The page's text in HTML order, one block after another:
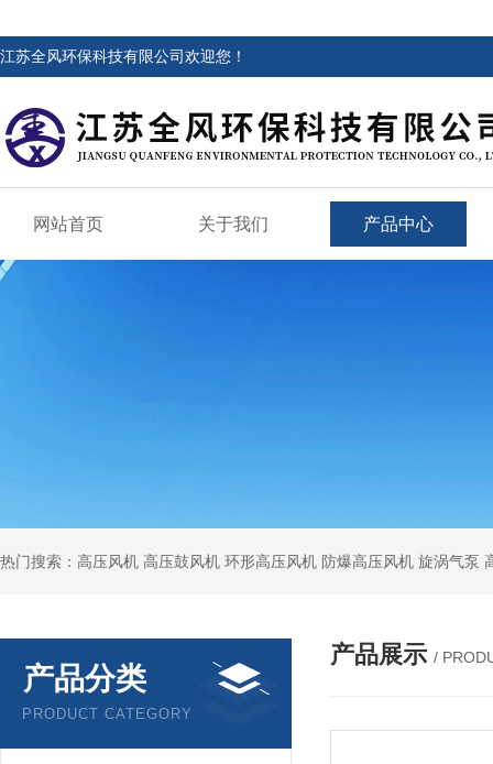
江苏全风环保科技有限公司欢迎您！
网站首页 关于我们 产品中心
热门搜索：高压风机 高压鼓风机 环形高压风机 防爆高压风机 旋涡气泵
产品分类
PRODUCT CATEGORY
产品展示 /